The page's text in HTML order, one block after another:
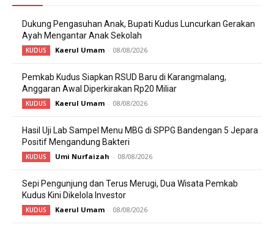
Dukung Pengasuhan Anak, Bupati Kudus Luncurkan Gerakan
Ayah Mengantar Anak Sekolah
KUDUS Kaerul Umam - 08/08/2026
Pemkab Kudus Siapkan RSUD Baru di Karangmalang,
Anggaran Awal Diperkirakan Rp20 Miliar
KUDUS Kaerul Umam - 08/08/2026
Hasil Uji Lab Sampel Menu MBG di SPPG Bandengan 5 Jepara
Positif Mengandung Bakteri
KUDUS Umi Nurfaizah - 08/08/2026
Sepi Pengunjung dan Terus Merugi, Dua Wisata Pemkab
Kudus Kini Dikelola Investor
KUDUS Kaerul Umam - 08/08/2026